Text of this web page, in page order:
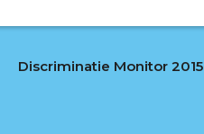
Discriminatie Monitor 2015